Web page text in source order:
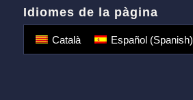
Idiomes de la pàgina
Català Español(Spanish)